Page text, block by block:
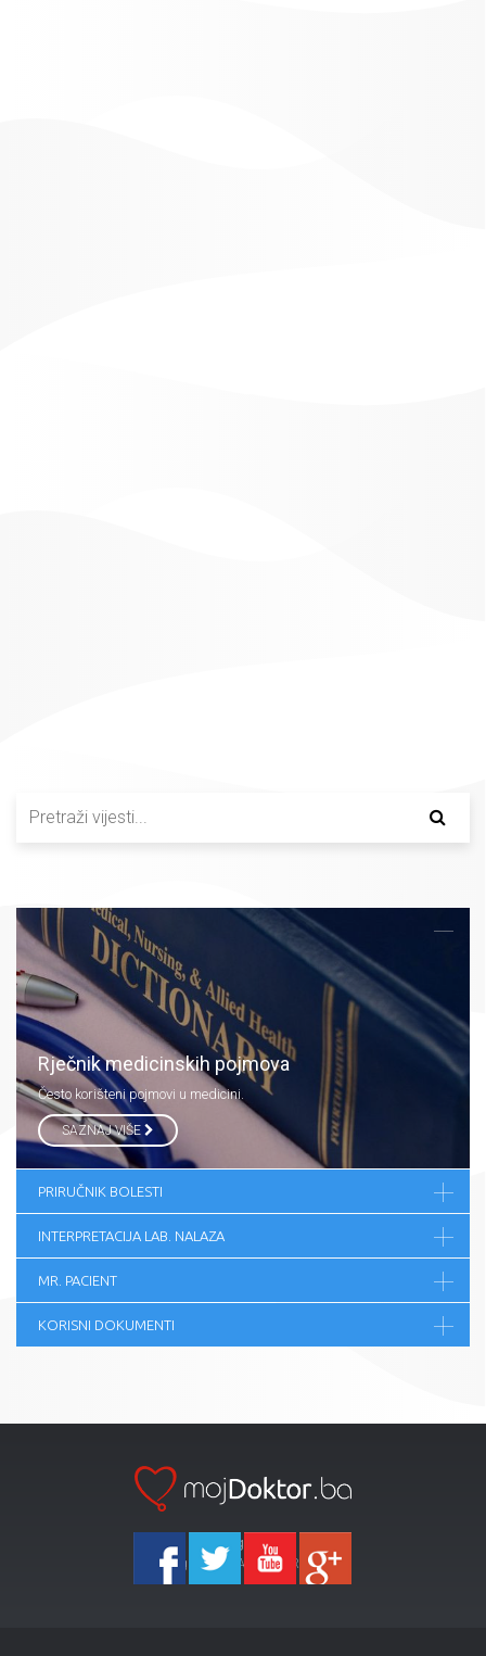
Rječnik medicinskih pojmova
Često korišteni pojmovi u medicini.
SAZNAJ VIŠE
PRIRUČNIK BOLESTI
INTERPRETACIJA LAB. NALAZA
MR. PACIENT
KORISNI DOKUMENTI
Ka-Agencija
Copyright 2026 All Right Reserved